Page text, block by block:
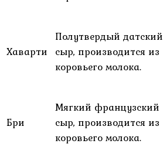
Хаварти
Полутвердый датский
сыр, производится из
коровьего молока.
Бри
Мягкий французский
сыр, производится из
коровьего молока.